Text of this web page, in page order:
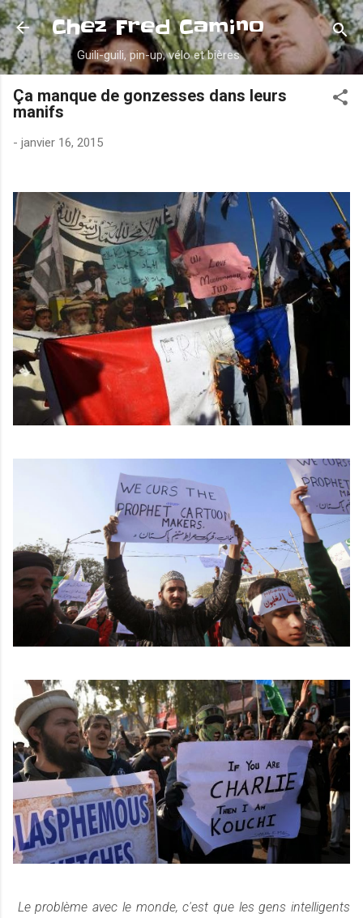
Accéder au contenu principal
Chez Fred Camino
Guili-guili, pin-up, vélo et bières
Ça manque de gonzesses dans leurs
manifs
- janvier 16, 2015
Le problème avec le monde, c'est que les gens intelligents